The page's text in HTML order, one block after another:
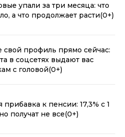
упали за три месяца: что
а что продолжает расти(0+)
свой профиль прямо сейчас:
в соцсетях выдают вас
с головой(0+)
к пенсии: 17,3% с 1
получат не все(0+)